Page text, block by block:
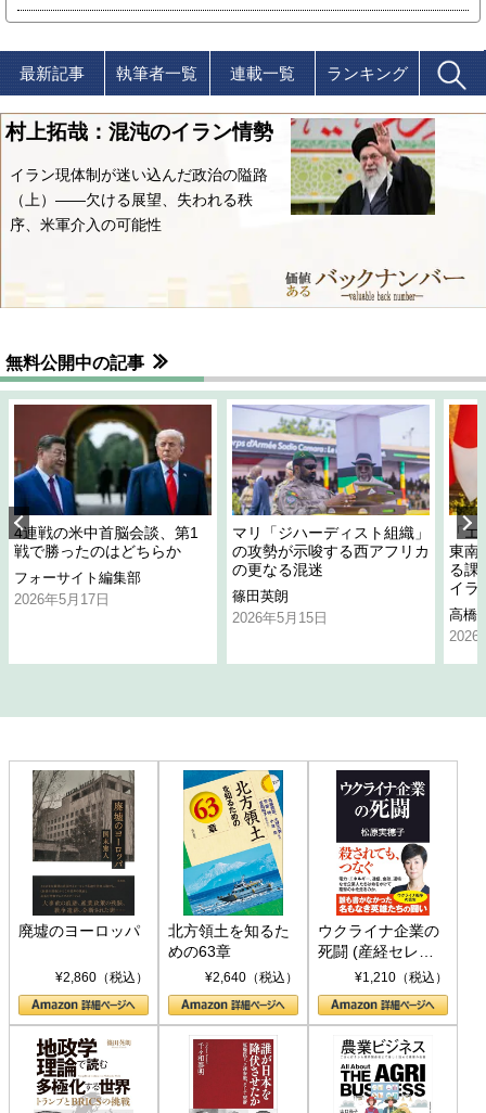
最新記事 執筆者一覧 連載一覧 ランキング
村上拓哉：混沌のイラン情勢
イラン現体制が迷い込んだ政治の隘路
（上）――欠ける展望、失われる秩
序、米軍介入の可能性
無料公開中の記事
4連戦の米中首脳会談、第1
戦で勝ったのはどちらか
フォーサイト編集部
2026年5月17日
マリ「ジハーディスト組織」
の攻勢が示唆する西アフリカ
の更なる混迷
篠田英朗
2026年5月15日
「
東南
る課
イラ
高橋
2026
廃墟のヨーロッパ
¥2,860（税込）
北方領土を知るた
めの63章
¥2,640（税込）
ウクライナ企業の
死闘 (産経セレク
ト S 039)¥1,210（税込）